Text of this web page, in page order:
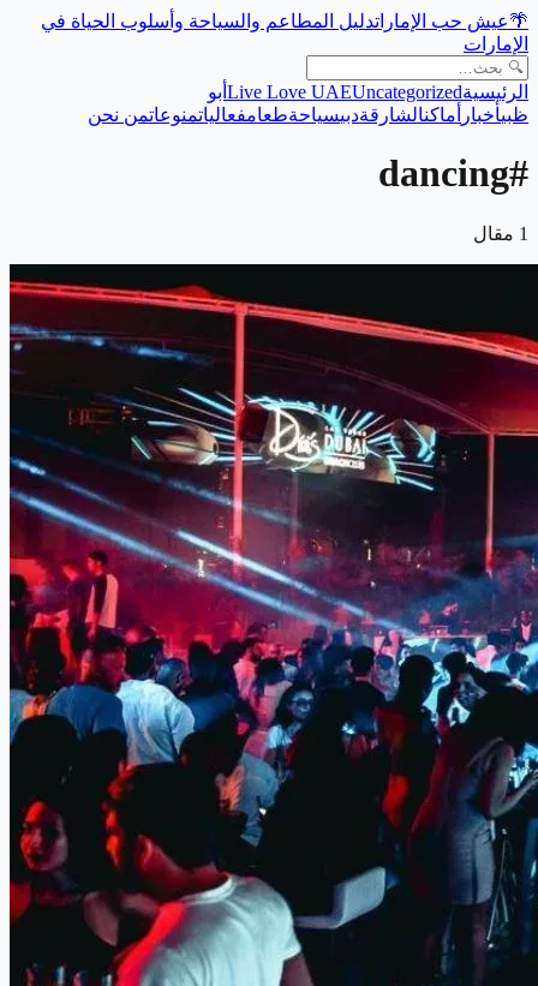
🌴عيش حب الإماراتدليل المطاعم والسياحة وأسلوب الحياة في
الإمارات
الرئيسية Live Love UAEUncategorized
أبو
ظبيأخبار أماكنالشارقةدبيسياحةطعامفعالياتمنوعاتمن نحن
#
dancing
1 مقال